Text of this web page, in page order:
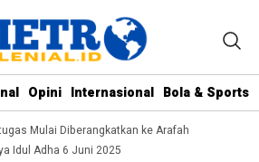
Opini Internasional Bola & Sports
Mulai Diberangkatkan ke Arafah
Idul Adha 6 Juni 2025